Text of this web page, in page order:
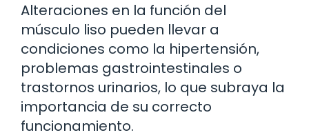
Alteraciones en la función del
músculo liso pueden llevar a
condiciones como la hipertensión,
problemas gastrointestinales o
trastornos urinarios, lo que subraya la
importancia de su correcto
funcionamiento.